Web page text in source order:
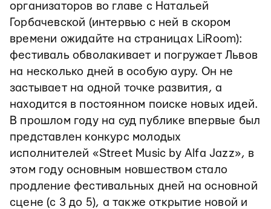
организаторов во главе с Натальей
Горбачевской (интервью с ней в скором
времени ожидайте на страницах LiRoom):
фестиваль обволакивает и погружает Львов
на несколько дней в особую ауру. Он не
застывает на одной точке развития, а
находится в постоянном поиске новых идей.
В прошлом году на суд публике впервые был
представлен конкурс молодых
исполнителей «Street Music by Alfa Jazz», в
этом году основным новшеством стало
продление фестивальных дней на основной
сцене (с 3 до 5), а также открытие новой и